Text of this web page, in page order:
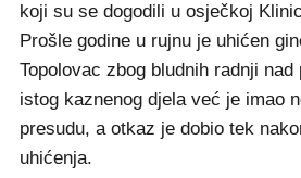
koji su se dogodili u osječkoj
Prošle godine u rujnu je uhićen
Topolovac zbog bludnih radnji
istog kaznenog djela već je imao
presudu, a otkaz je dobio tek
uhićenja.